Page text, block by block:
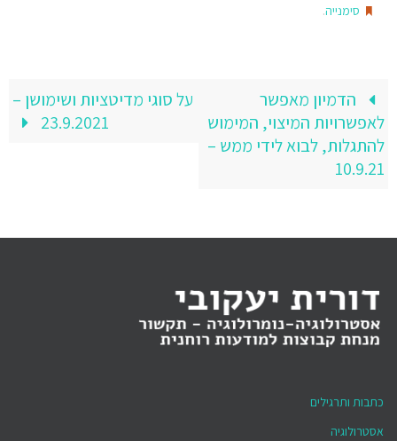
סימנייה.
הדמיון מאפשר
לאפשרויות המיצוי, המימוש
להתגלות, לבוא לידי ממש –
10.9.21
על סוגי מדיטציות ושימושן –
23.9.2021
כתבות ותרגילים
אסטרולוגיה